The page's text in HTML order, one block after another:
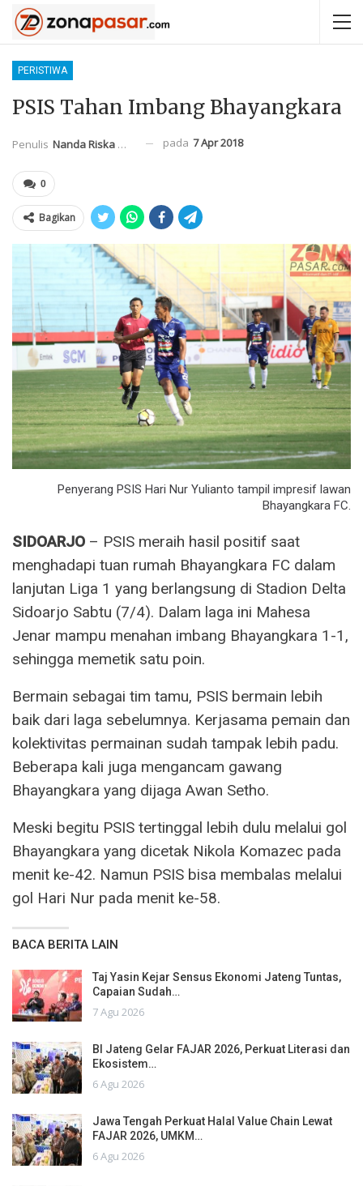
PERISTIWA
PSIS Tahan Imbang Bhayangkara
Penulis Nanda Riska Mahendra pada 7 Apr 2018
0
Bagikan
Penyerang PSIS Hari Nur Yulianto tampil impresif lawan
Bhayangkara FC.
SIDOARJO – PSIS meraih hasil positif saat
menghadapi tuan rumah Bhayangkara FC dalam
lanjutan Liga 1 yang berlangsung di Stadion Delta
Sidoarjo Sabtu (7/4). Dalam laga ini Mahesa
Jenar mampu menahan imbang Bhayangkara 1-1,
sehingga memetik satu poin.
Bermain sebagai tim tamu, PSIS bermain lebih
baik dari laga sebelumnya. Kerjasama pemain dan
kolektivitas permainan sudah tampak lebih padu.
Beberapa kali juga mengancam gawang
Bhayangkara yang dijaga Awan Setho.
Meski begitu PSIS tertinggal lebih dulu melalui gol
Bhayangkara yang dicetak Nikola Komazec pada
menit ke-42. Namun PSIS bisa membalas melalui
gol Hari Nur pada menit ke-58.
BACA BERITA LAIN
Taj Yasin Kejar Sensus Ekonomi Jateng Tuntas,
Capaian Sudah…
7 Agu 2026
BI Jateng Gelar FAJAR 2026, Perkuat Literasi dan
Ekosistem…
6 Agu 2026
Jawa Tengah Perkuat Halal Value Chain Lewat
FAJAR 2026, UMKM…
6 Agu 2026